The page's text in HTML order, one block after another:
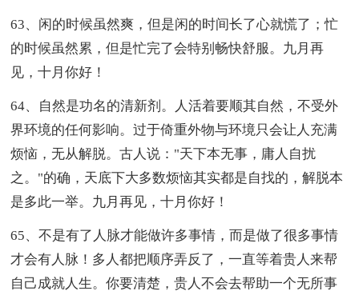
63、闲的时候虽然爽，但是闲的时间长了心就慌了；忙
的时候虽然累，但是忙完了会特别畅快舒服。九月再
见，十月你好！
64、自然是功名的清新剂。人活着要顺其自然，不受外
界环境的任何影响。过于倚重外物与环境只会让人充满
烦恼，无从解脱。古人说："天下本无事，庸人自扰
之。"的确，天底下大多数烦恼其实都是自找的，解脱本
是多此一举。九月再见，十月你好！
65、不是有了人脉才能做许多事情，而是做了很多事情
才会有人脉！多人都把顺序弄反了，一直等着贵人来帮
自己成就人生。你要清楚，贵人不会去帮助一个无所事